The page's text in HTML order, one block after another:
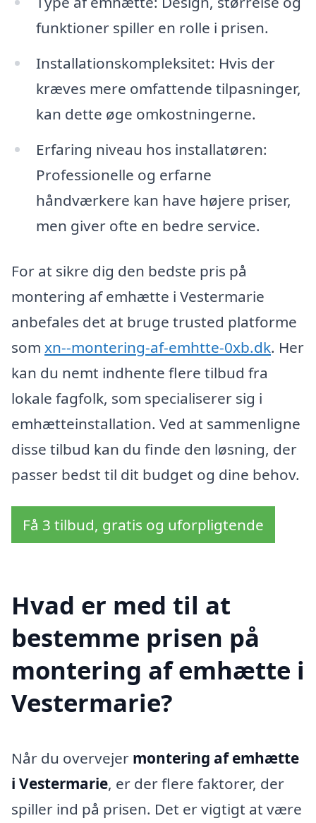
funktioner spiller en rolle i prisen.
Installationskompleksitet: Hvis der
kræves mere omfattende tilpasninger,
kan dette øge omkostningerne.
Erfaring niveau hos installatøren:
Professionelle og erfarne
håndværkere kan have højere priser,
men giver ofte en bedre service.
For at sikre dig den bedste pris på
montering af emhætte i Vestermarie
anbefales det at bruge trusted platforme
som xn--montering-af-emhtte-0xb.dk. Her
kan du nemt indhente flere tilbud fra
lokale fagfolk, som specialiserer sig i
emhætteinstallation. Ved at sammenligne
disse tilbud kan du finde den løsning, der
passer bedst til dit budget og dine behov.
Få 3 tilbud, gratis og uforpligtende
Hvad er med til at
bestemme prisen på
montering af emhætte i
Vestermarie?
Når du overvejer montering af emhætte
i Vestermarie, er der flere faktorer, der
spiller ind på prisen. Det er vigtigt at være